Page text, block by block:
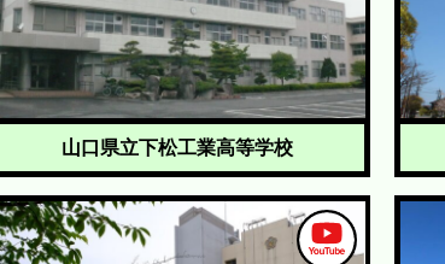
山口県立下松工業高等学校